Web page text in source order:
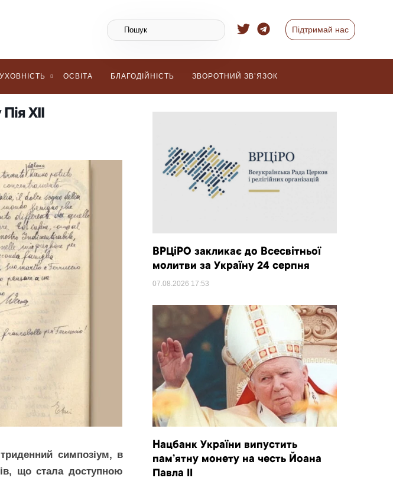
Підтримай нас
ОСВІТА БЛАГОДІЙНІСТЬ ЗВОРОТНИЙ ЗВ’ЯЗОК
ХІІ
симпозіум, в
що стала доступною
ВРЦіРО закликає до Всесвітньої
молитви за Україну 24 серпня
07.08.2026 17:53
Нацбанк України випустить
пам’ятну монету на честь Йоана
Павла II